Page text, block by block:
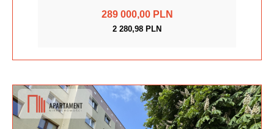
289 000,00 PLN
2 280,98 PLN